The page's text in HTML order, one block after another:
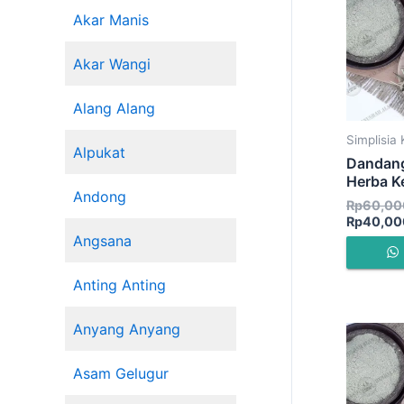
Akar Manis
Akar Wangi
Alang Alang
Alpukat
Andong
Angsana
Anting Anting
Anyang Anyang
Asam Gelugur
Simplisia
Herba
Rp
Rp